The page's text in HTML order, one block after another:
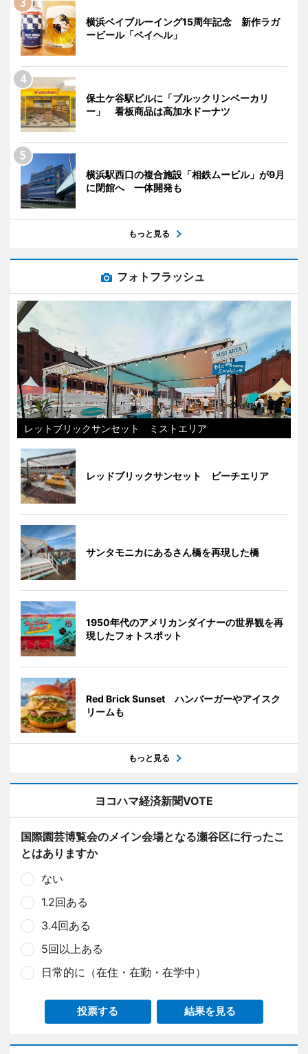
横浜ベイブルーイング15周年記念 新作ラガ
ービール「ベイヘル」
保土ケ谷駅ビルに「ブルックリンベーカリ
ー」 看板商品は高加水ドーナツ
横浜駅西口の複合施設「相鉄ムービル」が9月
に閉館へ 一体開発も
もっと見る
フォトフラッシュ
レットブリックサンセット ミストエリア
レッドブリックサンセット ビーチエリア
サンタモニカにあるさん橋を再現した橋
1950年代のアメリカンダイナーの世界観を再
現したフォトスポット
Red Brick Sunset ハンバーガーやアイスク
リームも
もっと見る
ヨコハマ経済新聞VOTE
国際園芸博覧会のメイン会場となる瀬谷区に行ったこ
とはありますか
ない
1.2回ある
3.4回ある
5回以上ある
日常的に（在住・在勤・在学中）
投票する 結果を見る